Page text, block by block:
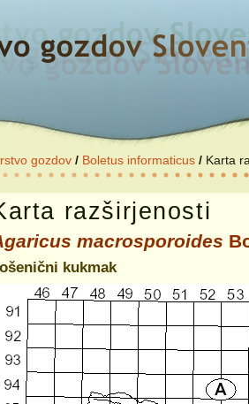
gozdov / Boletus informaticus / Karta
razširjenosti
macrosporoides
kukmak